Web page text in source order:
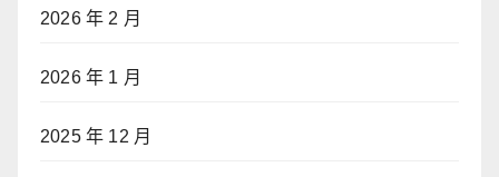
2026 年 2 月
2026 年 1 月
2025 年 12 月